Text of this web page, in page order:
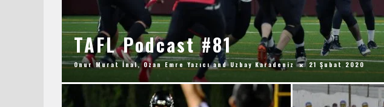
TAFL Podcast #81
Onur Murat İnal,Ozan Emre Yazıcıand Uzbay Karadeniz 21 Şubat 2020